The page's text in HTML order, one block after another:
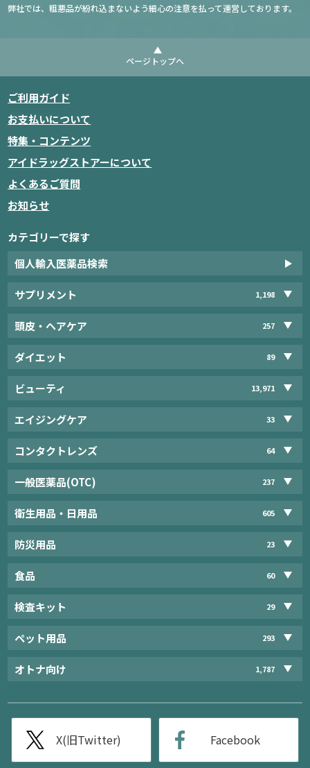
弊社では、粗悪品が紛れ込まないよう細心の注意を払って運営しております。
ページトップへ
ご利用ガイド
お支払いについて
特集・コンテンツ
アイドラッグストアーについて
よくあるご質問
お知らせ
カテゴリーで探す
個人輸入医薬品検索
サプリメント 1,198
頭皮・ヘアケア 257
ダイエット 89
ビューティ 13,971
エイジングケア 33
コンタクトレンズ 64
一般医薬品(OTC) 237
衛生用品・日用品 605
防災用品 23
食品 60
検査キット 29
ペット用品 293
オトナ向け 1,787
X(旧Twitter) Facebook